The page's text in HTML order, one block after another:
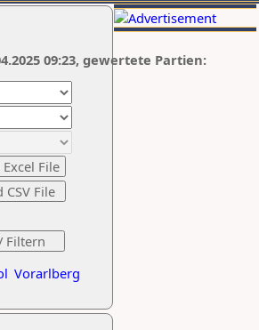
Vorarlberg
09:23, gewertete Partien: